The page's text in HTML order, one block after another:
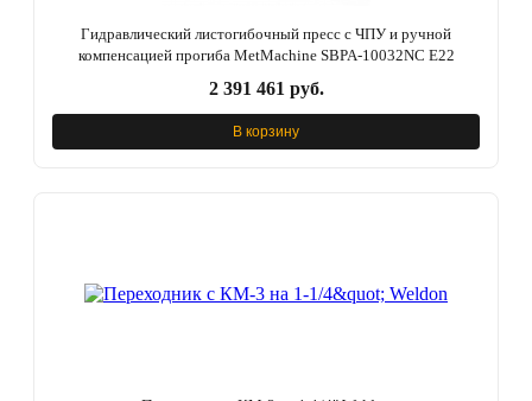
Гидравлический листогибочный пресс с ЧПУ и ручной
компенсацией прогиба MetMachine SBPA-10032NC E22
2 391 461 руб.
В корзину